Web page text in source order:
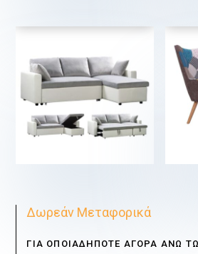
Δωρεάν Μεταφορικά
ΓΙΑ ΟΠΟΙΑΔΗΠΟΤΕ ΑΓΟΡΑ ΑΝΩ